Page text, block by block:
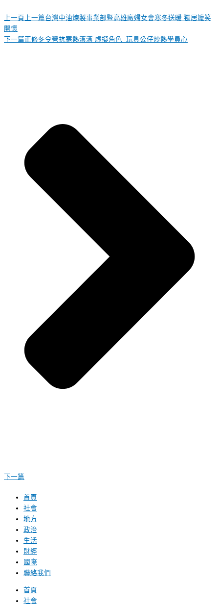
上一頁 上一篇台灣中油煉製事業部暨高雄廠婦女會寒冬送暖 獨居嬤笑
開懷
下一篇正修冬令營抗寒熱滾滾 虛擬角色 玩具公仔炒熱學員心
下一篇
首頁
社會
地方
政治
生活
財經
國際
聯絡我們
首頁
社會